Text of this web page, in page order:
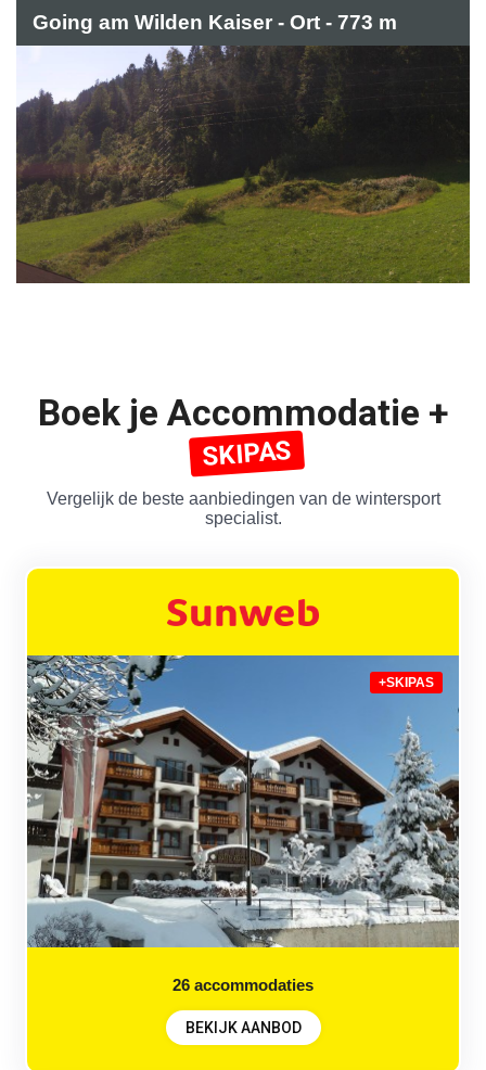
Going am Wilden Kaiser - Ort - 773 m
Boek je Accommodatie +
SKIPAS
Vergelijk de beste aanbiedingen van de wintersport
specialist.
+SKIPAS
26 accommodaties
BEKIJK AANBOD